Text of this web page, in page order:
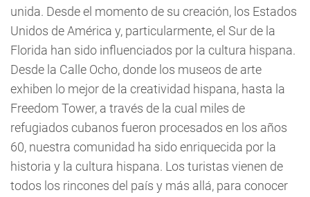
unida. Desde el momento de su creación, los Estados
Unidos de América y, particularmente, el Sur de la
Florida han sido influenciados por la cultura hispana.
Desde la Calle Ocho, donde los museos de arte
exhiben lo mejor de la creatividad hispana, hasta la
Freedom Tower, a través de la cual miles de
refugiados cubanos fueron procesados en los años
60, nuestra comunidad ha sido enriquecida por la
historia y la cultura hispana. Los turistas vienen de
todos los rincones del país y más allá, para conocer